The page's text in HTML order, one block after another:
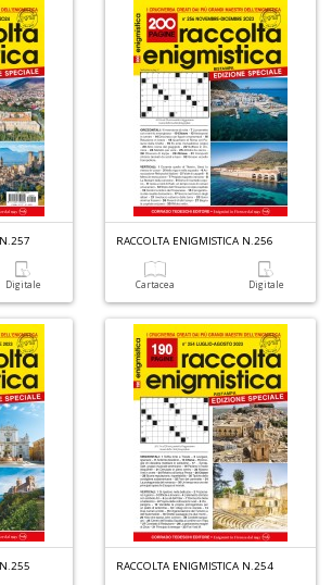
Digitale
RACCOLTA ENIGMISTICA N.256
Cartacea Digitale
RACCOLTA ENIGMISTICA N.254